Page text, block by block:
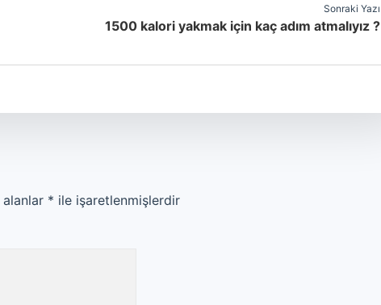
Sonraki Yazı
1500 kalori yakmak için kaç adım atmalıyız ?
* ile işaretlenmişlerdir